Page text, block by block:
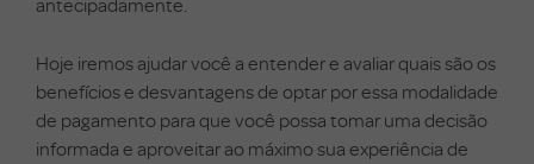
antecipadamente.
Hoje iremos ajudar você a entender e avaliar quais são os
benefícios e desvantagens de optar por essa modalidade
de pagamento para que você possa tomar uma decisão
informada e aproveitar ao máximo sua experiência de